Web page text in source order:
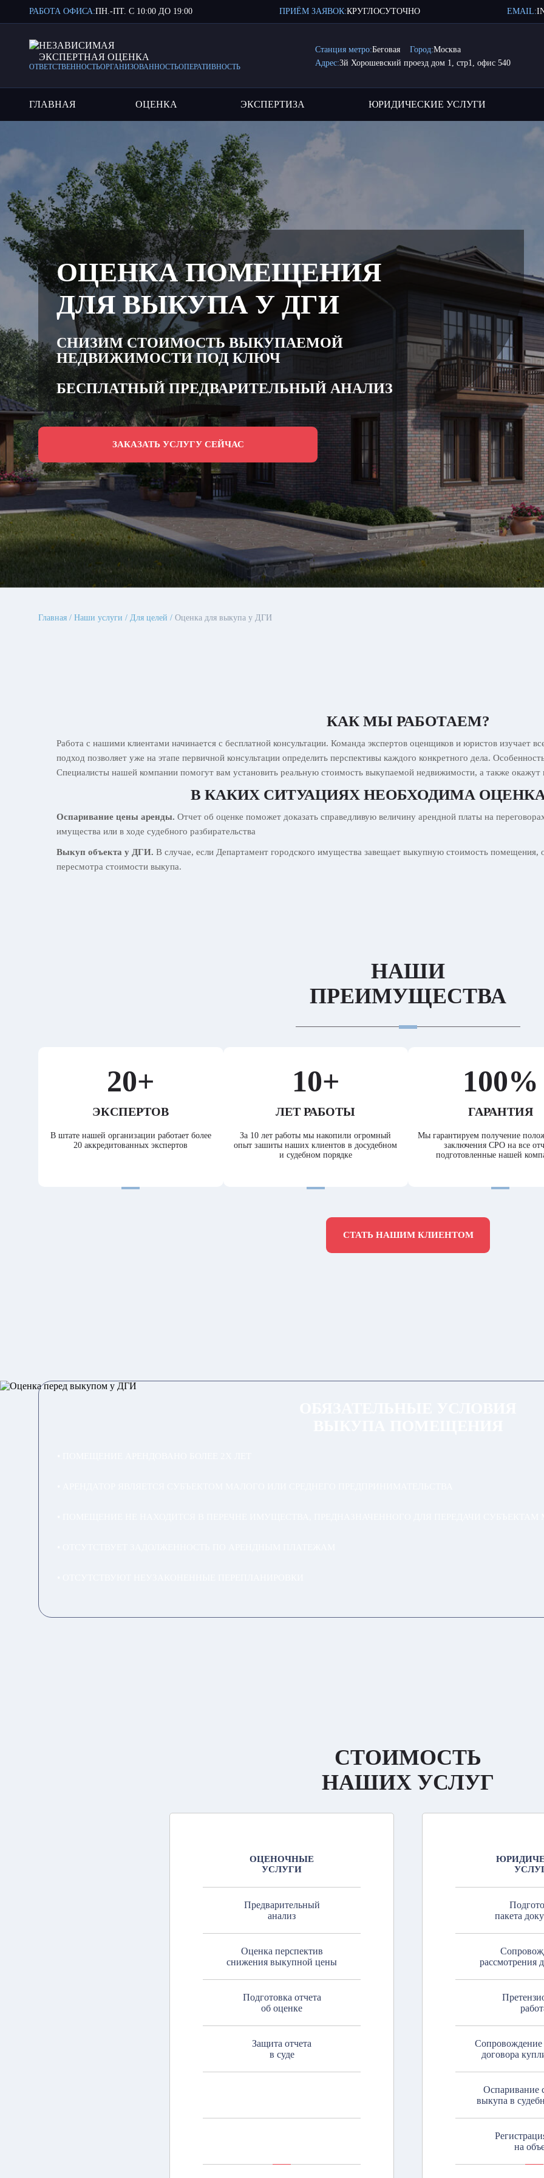
РАБОТА ОФИСА:ПН.-ПТ. С 10:00 ДО 19:00 ПРИЁМ ЗАЯВОК:КРУГЛОСУТОЧНО EMAIL:
НЕЗАВИСИМАЯ
ЭКСПЕРТНАЯ ОЦЕНКА
ОТВЕТСТВЕННОСТЬОРГАНИЗОВАННОСТЬОПЕРАТИВНОСТЬ
Станция метро:Беговая Город:Москва
Адрес:3й Хорошевский проезд дом 1, стр1, офис 540
ГЛАВНАЯ ОЦЕНКА ЭКСПЕРТИЗА ЮРИДИЧЕСКИЕ УСЛУГИ
ОЦЕНКА ПОМЕЩЕНИЯ
ДЛЯ ВЫКУПА У ДГИ
СНИЗИМ СТОИМОСТЬ ВЫКУПАЕМОЙ
НЕДВИЖИМОСТИ ПОД КЛЮЧ
БЕСПЛАТНЫЙ ПРЕДВАРИТЕЛЬНЫЙ АНАЛИЗ
ЗАКАЗАТЬ УСЛУГУ СЕЙЧАС
Главная Наши услуги Для целей Оценка для выкупа у ДГИ
КАК МЫ РАБОТАЕМ?
Работа с нашими клиентами начинается с бесплатной консультации. Команда экспертов оценщиков и юристов изучает
подход позволяет уже на этапе первичной консультации определить перспективы каждого конкретного дела.
Специалисты нашей компании помогут вам установить реальную стоимость выкупаемой недвижимости, а также окажут
В КАКИХ СИТУАЦИЯХ НЕОБХОДИМА
Оспаривание цены аренды. Отчет об оценке поможет доказать справедливую величину арендной платы на
имущества или в ходе судебного разбирательства
Выкуп объекта у ДГИ. В случае, если Департамент городского имущества завещает выкупную стоимость помещения,
пересмотра стоимости выкупа.
НАШИ
ПРЕИМУЩЕСТВА
20+
ЭКСПЕРТОВ
В штате нашей организации работает более
20 аккредитованных экспертов
10+
ЛЕТ РАБОТЫ
За 10 лет работы мы накопили огромный
опыт зашиты наших клиентов в досудебном
и судебном порядке
100%
ГАРАНТИЯ
Мы гарантируем получение
заключения СРО на все
подготовленные нашей
СТАТЬ НАШИМ КЛИЕНТОМ
СТОИМОСТЬ
НАШИХ УСЛУГ
ОЦЕНОЧНЫЕ
УСЛУГИ
Предварительный
анализ
Оценка перспектив
снижения выкупной цены
Подготовка отчета
об оценке
Защита отчета
в суде
пакета
рассмотрения
Сопровождение
договора
Оспаривание
выкупа в
на